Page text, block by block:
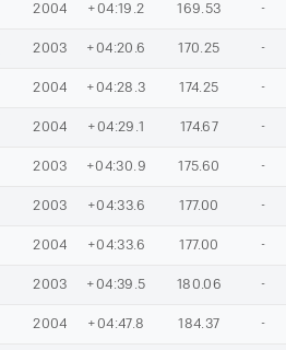
2004 +04:19.2 169.53 -
2003 +04:20.6 170.25 -
2004 +04:28.3 174.25 -
2004 +04:29.1 174.67 -
2003 +04:30.9 175.60 -
2003 +04:33.6 177.00 -
2004 +04:33.6 177.00 -
2003 +04:39.5 180.06 -
2004 +04:47.8 184.37 -